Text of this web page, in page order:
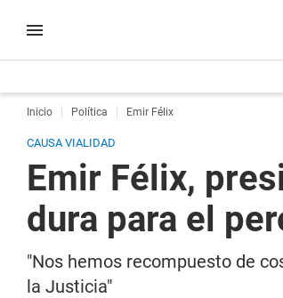
Inicio Política Emir Félix
CAUSA VIALIDAD
Emir Félix,
dura para el
"Nos hemos recompuesto de
la Justicia"